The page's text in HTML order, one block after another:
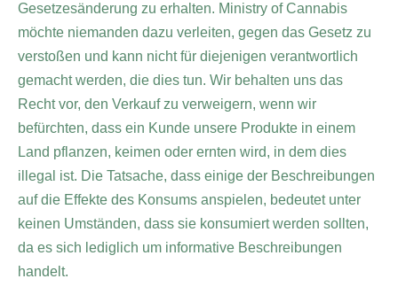
Gesetzesänderung zu erhalten. Ministry of Cannabis
möchte niemanden dazu verleiten, gegen das Gesetz zu
verstoßen und kann nicht für diejenigen verantwortlich
gemacht werden, die dies tun. Wir behalten uns das
Recht vor, den Verkauf zu verweigern, wenn wir
befürchten, dass ein Kunde unsere Produkte in einem
Land pflanzen, keimen oder ernten wird, in dem dies
illegal ist. Die Tatsache, dass einige der Beschreibungen
auf die Effekte des Konsums anspielen, bedeutet unter
keinen Umständen, dass sie konsumiert werden sollten,
da es sich lediglich um informative Beschreibungen
handelt.